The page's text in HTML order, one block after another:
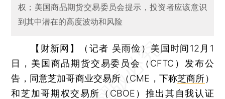
权；美国商品期货交易委员会提示，投资者应该意识
到其中潜在的高度波动和风险
【财新网】（记者 吴雨俭） 美国时间12月1
日，美国商品期货交易委员会（CFTC）发布公
告，同意芝加哥商业交易所（CME，下称芝商所）
和芝加哥期权交易所（CBOE）推出其自我认证